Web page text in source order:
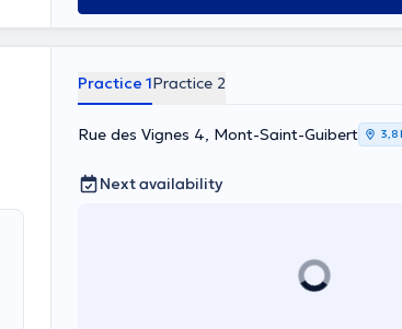
Practice 1Practice 2
Rue des Vignes 4, Mont-Saint-Guibert 3,8
Next availability